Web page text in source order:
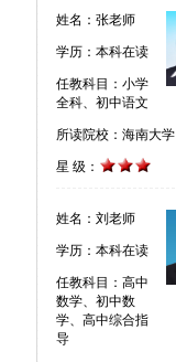
姓名：张老师
学历：本科在读
任教科目：小学
全科、初中语文
所读院校：海南大学
星 级：
姓名：刘老师
学历：本科在读
任教科目：高中
数学、初中数
学、高中综合指
导